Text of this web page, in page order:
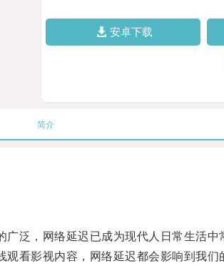
安卓下载
简介
泛，网络延迟已成为现代人日常生活中
看影视内容，网络延迟都会影响到我们